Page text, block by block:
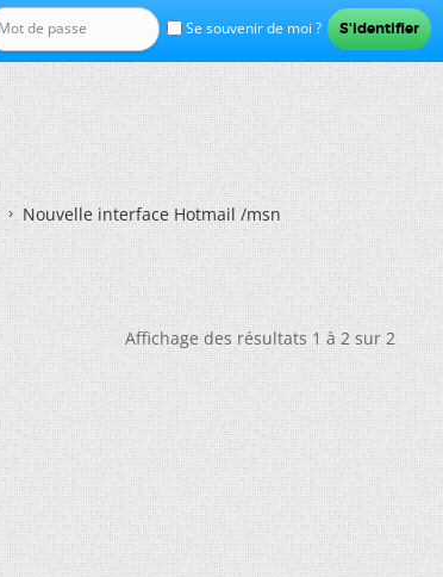
Se souvenir de moi ?
Nouvelle interface Hotmail /msn
Affichage des résultats 1 à 2 sur 2